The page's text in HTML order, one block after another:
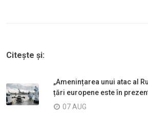
Citește și:
„Amenințarea unui atac al
țări europene este în
07 AUG